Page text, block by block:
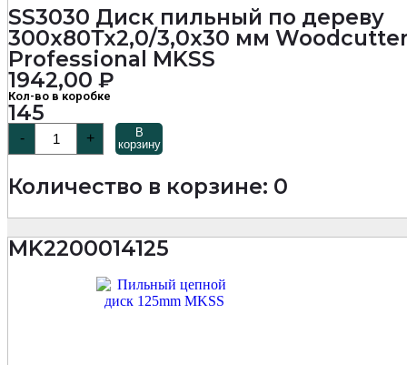
SS3030 Диск пильный по дереву
300х80Тх2,0/3,0х30 мм
Professional MKSS
1942,00 ₽
Кол-во в коробке
145
-
товара
SS3030
пильный
дереву
мм
Woodcutter
Professional
+
В
корзину
Количество в корзине: 0
MK2200014125